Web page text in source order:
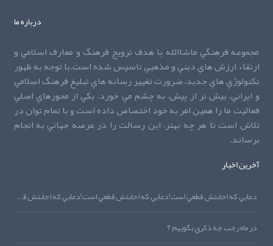
درباره ما
مجموعه فرهنگي ماشاالله با هدف ترويج فرهنگ و معارف اسلامي و
ارتقاء ارزش هاي ديني و مذهبي تاسيس شده است.با توجه به ظهور
تکنولوژي هاي جديد، ضرورت تغيير رسانه هاي تبليغ فرهنگ اسلامي
و ايراني، بيش تر از پيش، به چشم مي خورد. يکي از محورهاي اصلي
فعاليت ما را همين امر به خود اختصاص داده است و با تمام توان در
تلاش است تا هر چه بهتر، اين رسالت را در عرصه جهاني به انجام
برساند.
آخرین اخبار
دعايي که اجابتش قطعي است!دعايي که اجابتش قطعي است!دعايي که اجابتش قطعي است!
در ماه رجب چه ذکري بگوييم ؟